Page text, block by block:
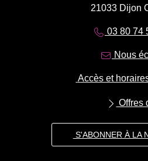
21033 Dijon
03 80 74
Nous
Accès et
Offres
S'ABONNER À LA